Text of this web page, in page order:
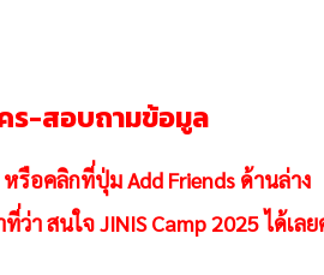
ร-สอบถามข้อมูล
รือคลิกที่ปุ่ม Add Friends ด้านล่าง
า สนใจ JINIS Camp 2025 ได้เลย